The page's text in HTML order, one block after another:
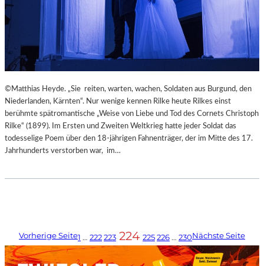
©Matthias Heyde. „Sie reiten, warten, wachen, Soldaten aus Burgund, den
Niederlanden, Kärnten“. Nur wenige kennen Rilke heute Rilkes einst
berühmte spätromantische „Weise von Liebe und Tod des Cornets Christoph
Rilke“ (1899). Im Ersten und Zweiten Weltkrieg hatte jeder Soldat das
todesselige Poem über den 18-jährigen Fahnenträger, der im Mitte des 17.
Jahrhunderts verstorben war, im…
Vorherige Seite1 … 222223 224 225226 … 230Nächste Seite